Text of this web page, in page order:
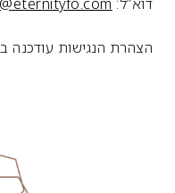
הצהרת הנגישות עודכנה ביום: